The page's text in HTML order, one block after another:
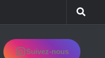
Suivez-nous